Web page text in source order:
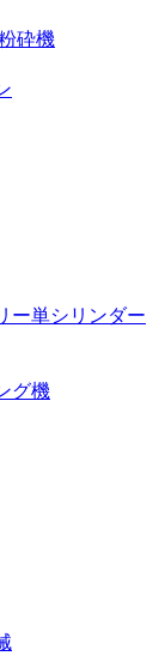
砕機
ー単シリンダー
グ機